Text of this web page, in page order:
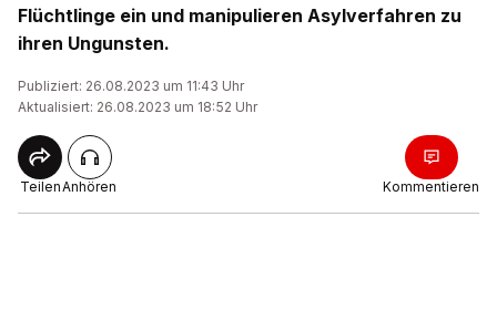
Flüchtlinge ein und manipulieren Asylverfahren zu
ihren Ungunsten.
Publiziert: 26.08.2023 um 11:43 Uhr
Aktualisiert: 26.08.2023 um 18:52 Uhr
TeilenAnhören Kommentieren